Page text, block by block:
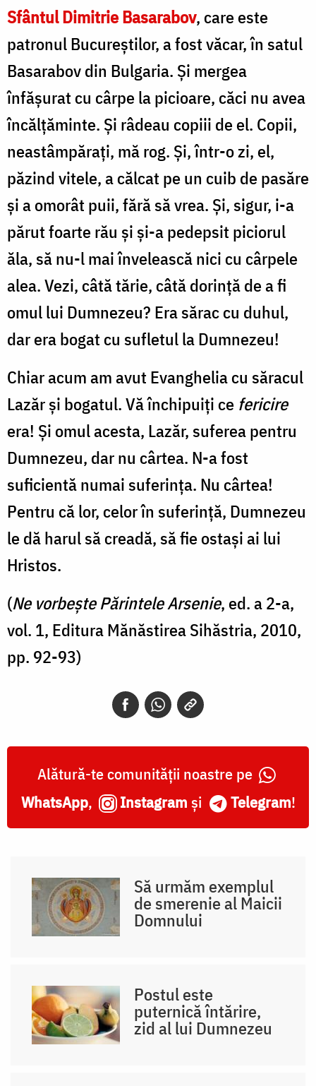
Sfântul Dimitrie Basarabov, care este
patronul Bucureștilor, a fost văcar, în satul
Basarabov din Bulgaria. Și mergea
înfășurat cu cârpe la picioare, căci nu avea
încălțăminte. Și râdeau copiii de el. Copii,
neastâmpărați, mă rog. Și, într-o zi, el,
păzind vitele, a călcat pe un cuib de pasăre
și a omorât puii, fără să vrea. Și, sigur, i-a
părut foarte rău și și-a pedepsit piciorul
ăla, să nu-l mai învelească nici cu cârpele
alea. Vezi, câtă tărie, câtă dorință de a fi
omul lui Dumnezeu? Era sărac cu duhul,
dar era bogat cu sufletul la Dumnezeu!
Chiar acum am avut Evanghelia cu săracul
Lazăr și bogatul. Vă închipuiți ce fericire
era! Și omul acesta, Lazăr, suferea pentru
Dumnezeu, dar nu cârtea. N-a fost
suficientă numai suferința. Nu cârtea!
Pentru că lor, celor în suferință, Dumnezeu
le dă harul să creadă, să fie ostași ai lui
Hristos.
(Ne vorbește Părintele Arsenie, ed. a 2-a,
vol. 1, Editura Mănăstirea Sihăstria, 2010,
pp. 92-93)
Alătură-te comunității noastre pe
WhatsApp, Instagram și Telegram!
Să urmăm exemplul
de smerenie al Maicii
Domnului
Postul este
puternică întărire,
zid al lui Dumnezeu